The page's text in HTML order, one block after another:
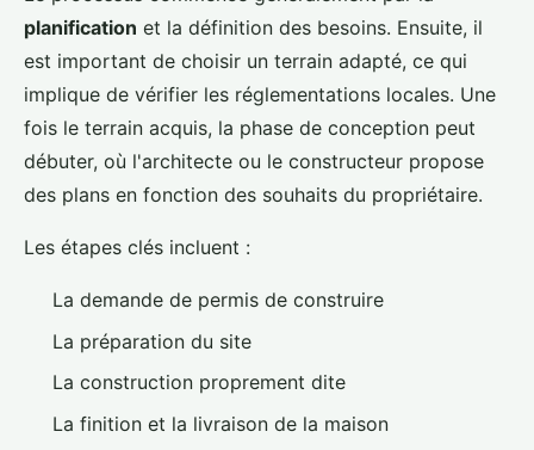
planification et la définition des besoins. Ensuite, il
est important de choisir un terrain adapté, ce qui
implique de vérifier les réglementations locales. Une
fois le terrain acquis, la phase de conception peut
débuter, où l'architecte ou le constructeur propose
des plans en fonction des souhaits du propriétaire.
Les étapes clés incluent :
La demande de permis de construire
La préparation du site
La construction proprement dite
La finition et la livraison de la maison